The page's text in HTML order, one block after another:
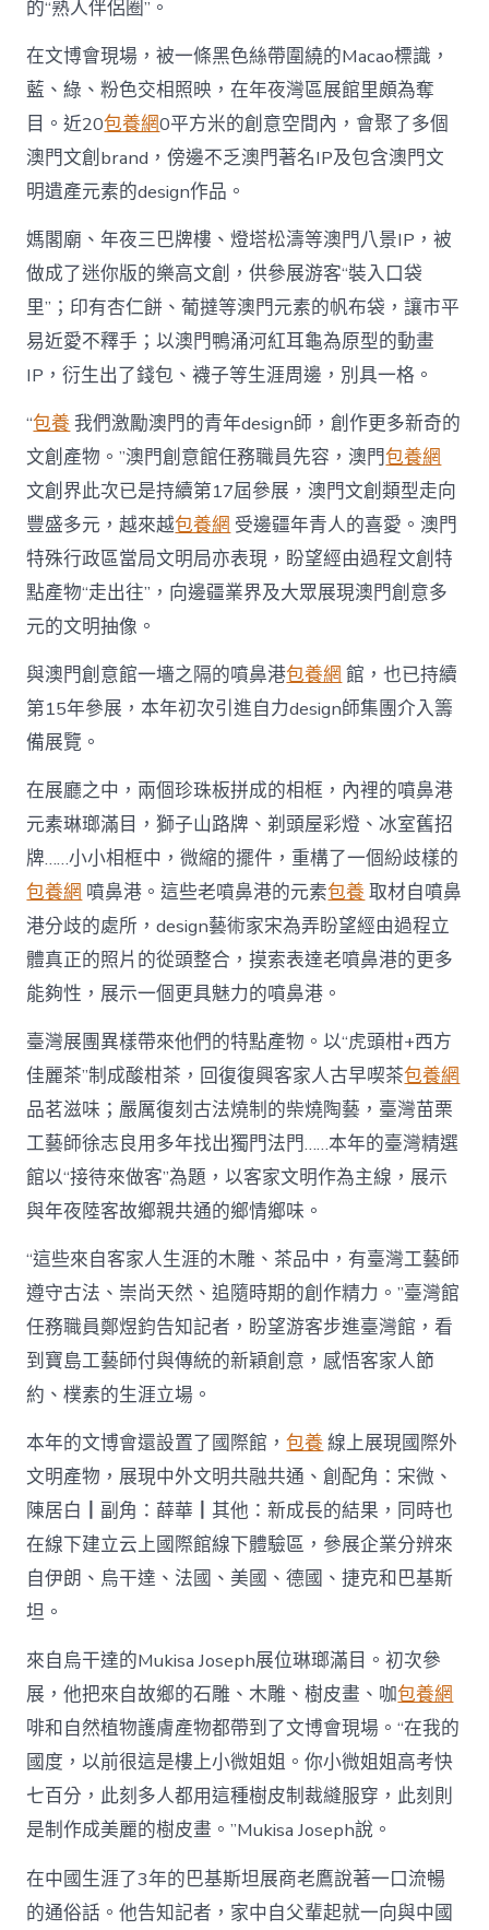
的“熟人伴侶圈”。
在文博會現場，被一條黑色絲帶圍繞的Macao標識，
藍、綠、粉色交相照映，在年夜灣區展館里頗為奪
目。近20包養網0平方米的創意空間內，會聚了多個
澳門文創brand，傍邊不乏澳門著名IP及包含澳門文
明遺產元素的design作品。
媽閣廟、年夜三巴牌樓、燈塔松濤等澳門八景IP，被
做成了迷你版的樂高文創，供參展游客“裝入口袋
里”；印有杏仁餅、葡撻等澳門元素的帆布袋，讓市平
易近愛不釋手；以澳門鴨涌河紅耳龜為原型的動畫
IP，衍生出了錢包、襪子等生涯周邊，別具一格。
“包養 我們激勵澳門的青年design師，創作更多新奇的
文創產物。”澳門創意館任務職員先容，澳門包養網
文創界此次已是持續第17屆參展，澳門文創類型走向
豐盛多元，越來越包養網 受邊疆年青人的喜愛。澳門
特殊行政區當局文明局亦表現，盼望經由過程文創特
點產物“走出往”，向邊疆業界及大眾展現澳門創意多
元的文明抽像。
與澳門創意館一墻之隔的噴鼻港包養網 館，也已持續
第15年參展，本年初次引進自力design師集團介入籌
備展覽。
在展廳之中，兩個珍珠板拼成的相框，內裡的噴鼻港
元素琳瑯滿目，獅子山路牌、剃頭屋彩燈、冰室舊招
牌……小小相框中，微縮的擺件，重構了一個紛歧樣的
包養網 噴鼻港。這些老噴鼻港的元素包養 取材自噴鼻
港分歧的處所，design藝術家宋為弄盼望經由過程立
體真正的照片的從頭整合，摸索表達老噴鼻港的更多
能夠性，展示一個更具魅力的噴鼻港。
臺灣展團異樣帶來他們的特點產物。以“虎頭柑+西方
佳麗茶”制成酸柑茶，回復復興客家人古早喫茶包養網
品茗滋味；嚴厲復刻古法燒制的柴燒陶藝，臺灣苗栗
工藝師徐志良用多年找出獨門法門……本年的臺灣精選
館以“接待來做客”為題，以客家文明作為主線，展示
與年夜陸客故鄉親共通的鄉情鄉味。
“這些來自客家人生涯的木雕、茶品中，有臺灣工藝師
遵守古法、崇尚天然、追隨時期的創作精力。”臺灣館
任務職員鄭煜鈞告知記者，盼望游客步進臺灣館，看
到寶島工藝師付與傳統的新穎創意，感悟客家人節
約、樸素的生涯立場。
本年的文博會還設置了國際館，包養 線上展現國際外
文明產物，展現中外文明共融共通、創配角：宋微、
陳居白┃副角：薛華┃其他：新成長的結果，同時也
在線下建立云上國際館線下體驗區，參展企業分辨來
自伊朗、烏干達、法國、美國、德國、捷克和巴基斯
坦。
來自烏干達的Mukisa Joseph展位琳瑯滿目。初次參
展，他把來自故鄉的石雕、木雕、樹皮畫、咖包養網
啡和自然植物護膚產物都帶到了文博會現場。“在我的
國度，以前很這是樓上小微姐姐。你小微姐姐高考快
七百分，此刻多人都用這種樹皮制裁縫服穿，此刻則
是制作成美麗的樹皮畫。”Mukisa Joseph說。
在中國生涯了3年的巴基斯坦展商老鷹說著一口流暢
的通俗話。他告知記者，家中自父輩起就一向與中國